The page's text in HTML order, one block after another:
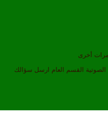
أخرى
الصوتية القسم العام ارسل سؤالك